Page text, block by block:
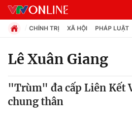
Chuyên mục
Chính trị
CHÍNH TRỊ XÃ HỘI PHÁP LUẬT
Lê Xuân Giang
"Trùm" đa cấp Liên Kết
chung thân